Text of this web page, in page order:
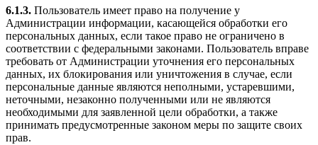
6.1.3. Пользователь имеет право на получение у
Администрации информации, касающейся обработки его
персональных данных, если такое право не ограничено в
соответствии с федеральными законами. Пользователь вправе
требовать от Администрации уточнения его персональных
данных, их блокирования или уничтожения в случае, если
персональные данные являются неполными, устаревшими,
неточными, незаконно полученными или не являются
необходимыми для заявленной цели обработки, а также
принимать предусмотренные законом меры по защите своих
прав.